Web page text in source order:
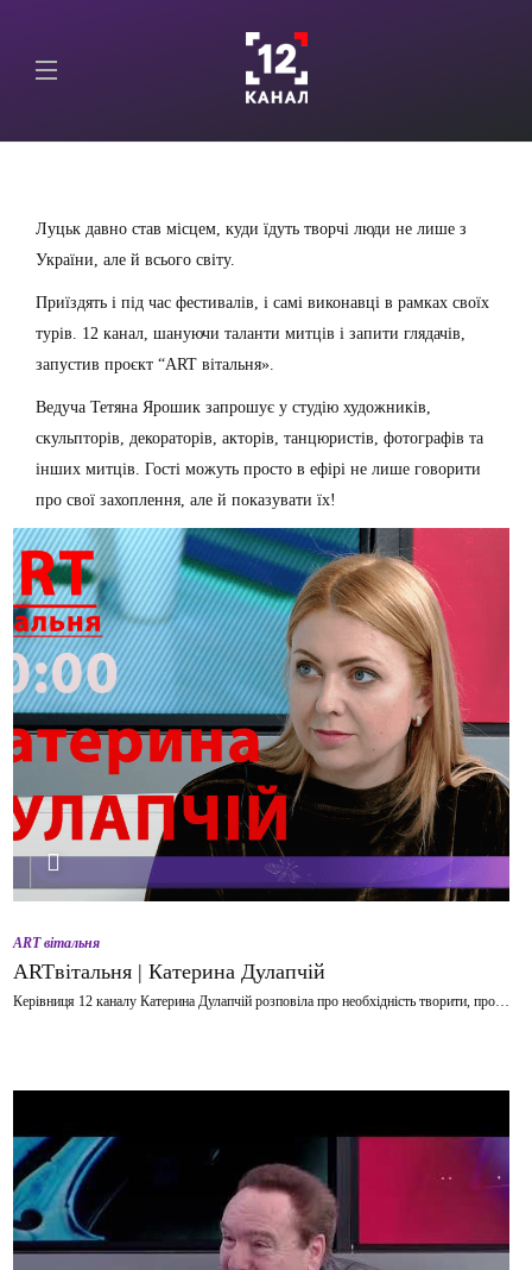
Луцьк давно став місцем, куди їдуть творчі люди не лише з
України, але й всього світу.
Приїздять і під час фестивалів, і самі виконавці в рамках своїх
турів. 12 канал, шануючи таланти митців і запити глядачів,
запустив проєкт “ART вітальня».
Ведуча Тетяна Ярошик запрошує у студію художників,
скульпторів, декораторів, акторів, танцюристів, фотографів та
інших митців. Гості можуть просто в ефірі не лише говорити
про свої захоплення, але й показувати їх!
ВІДТВОРИТИ ВІДЕО
ART вітальня
ARTвітальня | Катерина Дулапчій
Керівниця 12 каналу Катерина Дулапчій розповіла про необхідність творити, про…